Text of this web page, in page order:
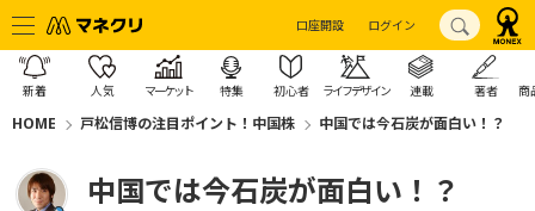
口座開設 ログイン
新着 人気 マーケット 特集 初心者 ライフデザイン 連載 著者 商
HOME 戸松信博の注目ポイント！中国株 中国では今石炭が面白い！？
中国では今石炭が面白い！？